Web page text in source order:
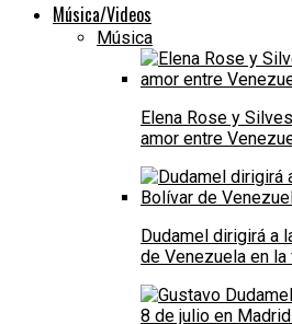
Música/Videos
Música
Elena Rose y
amor entre
Dudamel dirigirá a
de Venezuela en la